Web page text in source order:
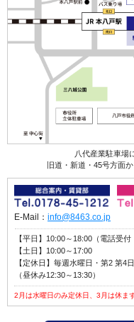
八代産業駐車場
旧道・新道・45号方面
E-Mail： info@8463.co.jp
【平日】10:00～18:00（電話受
【土日】10:00～17:00
【定休日】毎週水曜日・第2 第4
（昼休み12:30～13:30）
2月は水曜日のみ定休日、3月は休ま